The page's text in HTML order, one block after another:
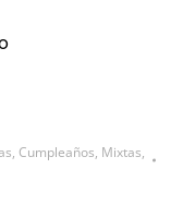
, Cumpleaños, Mixtas,